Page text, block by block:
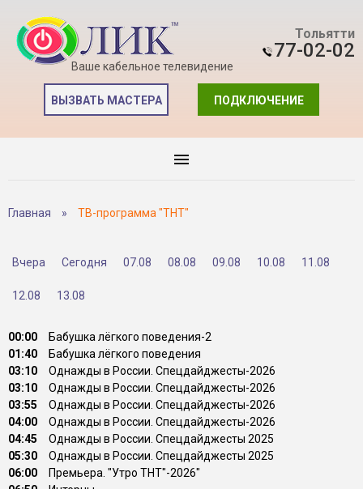
Ваше кабельное телевидение
Тольятти
77-02-02
ПОДКЛЮЧЕНИЕ
ВЫЗВАТЬ МАСТЕРА
Главная » ТВ-программа "ТНТ"
Вчера Сегодня 07.08 08.08 09.08 10.08 11.08
12.08 13.08
00:00
Бабушка лёгкого поведения-2
01:40
Бабушка лёгкого поведения
03:10
Однажды в России. Спецдайджесты-2026
03:10
Однажды в России. Спецдайджесты-2026
03:55
Однажды в России. Спецдайджесты-2026
04:00
Однажды в России. Спецдайджесты-2026
04:45
Однажды в России. Спецдайджесты 2025
05:30
Однажды в России. Спецдайджесты 2025
06:00
Премьера. "Утро ТНТ"-2026"